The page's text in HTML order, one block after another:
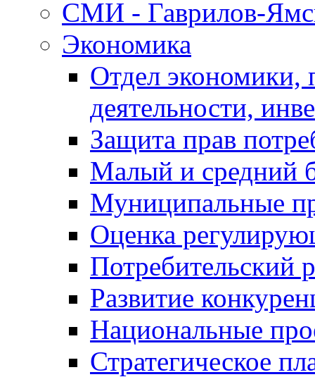
СМИ - Гаврилов-
Экономика
Отдел экономики,
деятельности,
Защита прав
Малый и средний
Муниципальные
Оценка
Потребительский
Развитие
Национальные
Стратегическое